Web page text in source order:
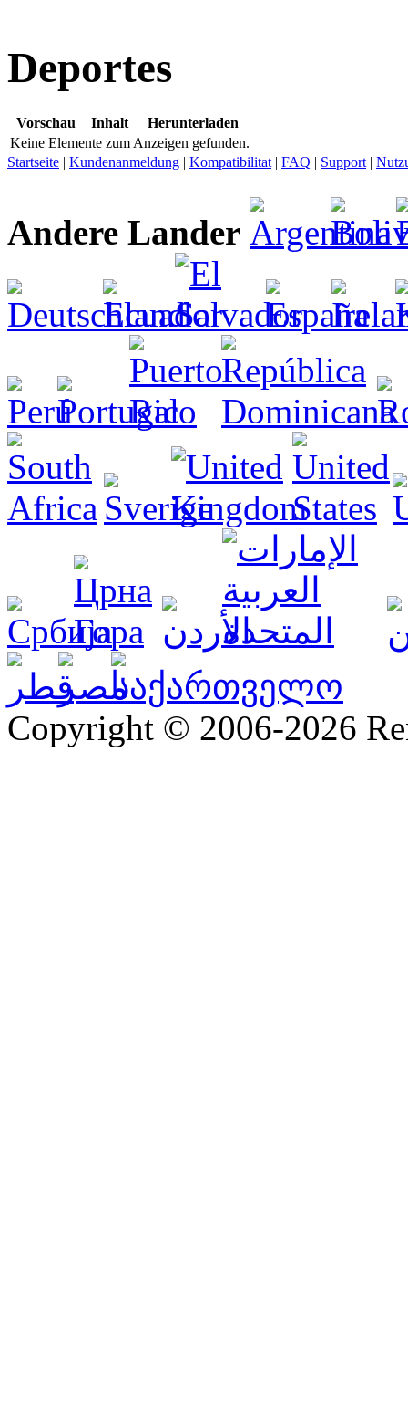
Deportes
Vorschau Inhalt
Herunterladen
Keine Elemente zum Anzeigen gefunden.
Startseite | Kundenanmeldung | Kompatibilitat | FAQ | Support |
Andere Lander
Copyright © 2006-2026